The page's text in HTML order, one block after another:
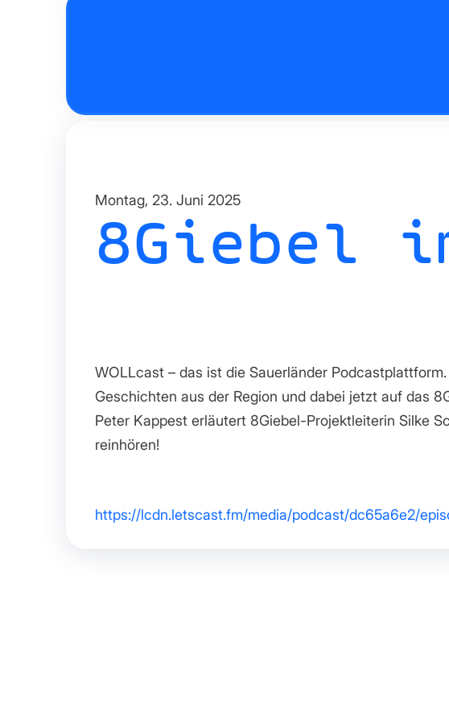
Montag, 23. Juni 2025
8Giebel
WOLLcast – das ist die Sauerländer
Geschichten aus der Region und dabei jetzt auf das
Peter Kappest erläutert 8Giebel-Projektleiterin Silke
reinhören!
https://lcdn.letscast.fm/media/podcast/dc65a6e2/